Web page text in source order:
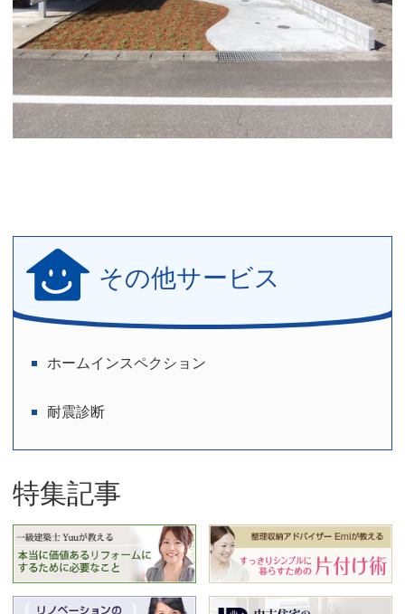
その他サービス
ホームインスペクション
耐震診断
特集記事